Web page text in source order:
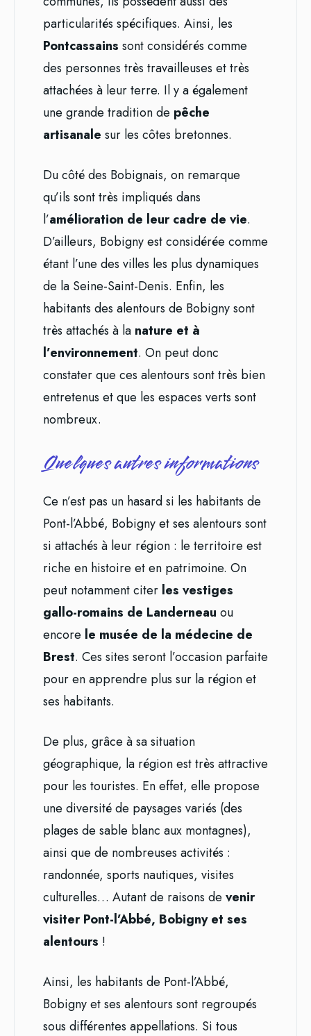
particularités spécifiques. Ainsi, les
Pontcassains sont considérés comme
des personnes très travailleuses et très
attachées à leur terre. Il y a également
une grande tradition de pêche
artisanale sur les côtes bretonnes.
Du côté des Bobignais, on remarque
qu’ils sont très impliqués dans
l’amélioration de leur cadre de vie.
D’ailleurs, Bobigny est considérée comme
étant l’une des villes les plus dynamiques
de la Seine-Saint-Denis. Enfin, les
habitants des alentours de Bobigny sont
très attachés à la nature et à
l’environnement. On peut donc
constater que ces alentours sont très bien
entretenus et que les espaces verts sont
nombreux.
Quelques autres informations
Ce n’est pas un hasard si les habitants de
Pont-l’Abbé, Bobigny et ses alentours sont
si attachés à leur région : le territoire est
riche en histoire et en patrimoine. On
peut notamment citer les vestiges
gallo-romains de Landerneau ou
encore le musée de la médecine de
Brest. Ces sites seront l’occasion parfaite
pour en apprendre plus sur la région et
ses habitants.
De plus, grâce à sa situation
géographique, la région est très attractive
pour les touristes. En effet, elle propose
une diversité de paysages variés (des
plages de sable blanc aux montagnes),
ainsi que de nombreuses activités :
randonnée, sports nautiques, visites
culturelles… Autant de raisons de venir
visiter Pont-l’Abbé, Bobigny et ses
alentours !
Ainsi, les habitants de Pont-l’Abbé,
Bobigny et ses alentours sont regroupés
sous différentes appellations. Si tous